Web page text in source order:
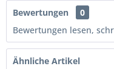
Bewertungen
0
Bewertungen lesen,
Ähnliche Artikel